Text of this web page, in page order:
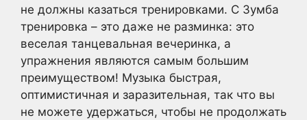
не должны казаться тренировками. С Зумба
тренировка – это даже не разминка: это
веселая танцевальная вечеринка, а
упражнения являются самым большим
преимуществом! Музыка быстрая,
оптимистичная и заразительная, так что вы
не можете удержаться, чтобы не продолжать